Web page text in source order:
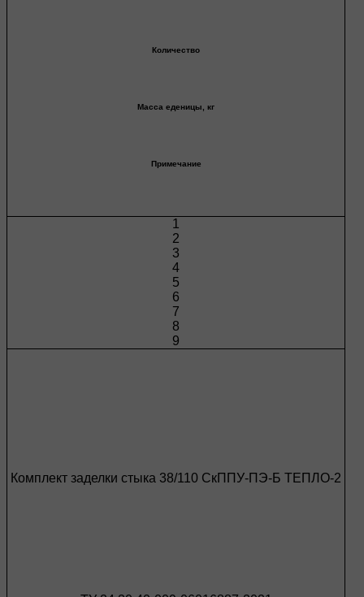
Количество
Масса еденицы, кг
Примечание
1
2
3
4
5
6
7
8
9
Комплект заделки стыка 38/110 СкППУ-ПЭ-Б ТЕПЛО-2